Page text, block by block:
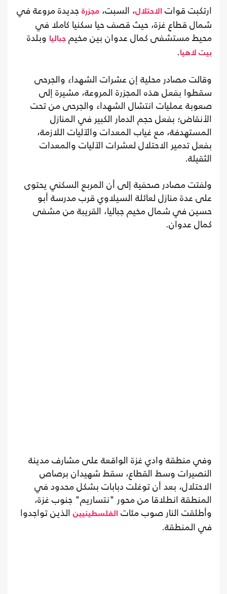
ارتكبت قوات الاحتلال، السبت، مجزرة جديدة مروعة في
شمال قطاع غزة، حيث قصف حيا سكنيا كاملا في
محيط مستشفى كمال عدوان بين مخيم جباليا وبلدة
بيت لاهيا.
وقالت مصادر محلية إن عشرات الشهداء والجرحى
سقطوا بفعل هذه المجزرة المروعة، مشيرة إلى
صعوبة عمليات انتشال الشهداء والجرحى من تحت
الأنقاض؛ بفعل حجم الدمار الكبير في المنازل
المستهدفة، مع غياب المعدات والآليات اللازمة،
بفعل تدمير الاحتلال لعشرات الآليات والمعدات
الثقيلة.
ولفتت مصادر صحفية إلى أن المربع السكني يحتوى
على عدة منازل لعائلة السيلاوي قرب مدرسة أبو
حسين في شمال مخيم جباليا، القريبة من مشفى
كمال عدوان.
وفي منطقة وادي غزة الواقعة على مشارف مدينة
النصيرات وسط القطاع، سقط شهيدان برصاص
الاحتلال، بعد أن توغلت دبابات بشكل محدود في
المنطقة انطلاقا من محور "نتساريم" جنوب غزة،
وأطلقت النار صوب مئات الفلسطينيين الذين تواجدوا
في المنطقة.